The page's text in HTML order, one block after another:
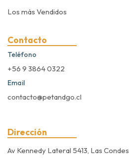
Los más Vendidos
Contacto
Teléfono
+56 9 3864 0322
Email
contacto@petandgo.cl
Dirección
Av Kennedy Lateral 5413, Las Condes